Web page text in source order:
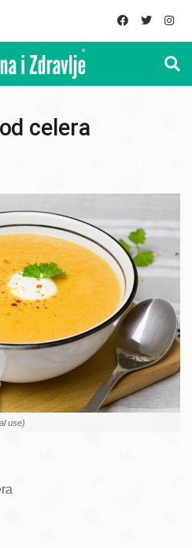
celera
use)